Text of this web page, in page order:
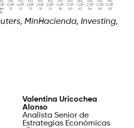
MinHacienda, Investing,
Valentina Uricochea
Alonso
Analista Senior de
Estrategias Económicas